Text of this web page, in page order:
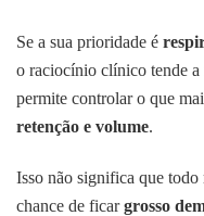
Se a sua prioridade é
o raciocínio clínico tende a
permite controlar o que
retenção e volume.
Isso não significa que
chance de ficargrosso